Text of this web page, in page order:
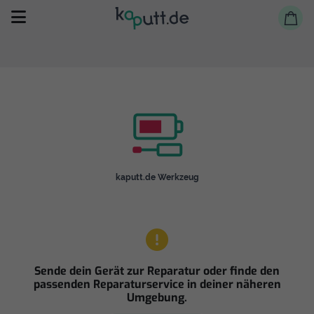
Selbst reparieren
kaputt.de Werkzeug
Sende dein Gerät zur Reparatur oder finde den
passenden Reparaturservice in deiner näheren
Umgebung.